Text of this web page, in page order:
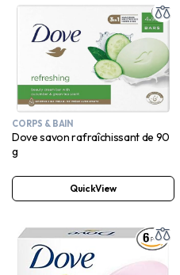
CORPS & BAIN
Dove savon rafraîchissant de 90
g
QuickView